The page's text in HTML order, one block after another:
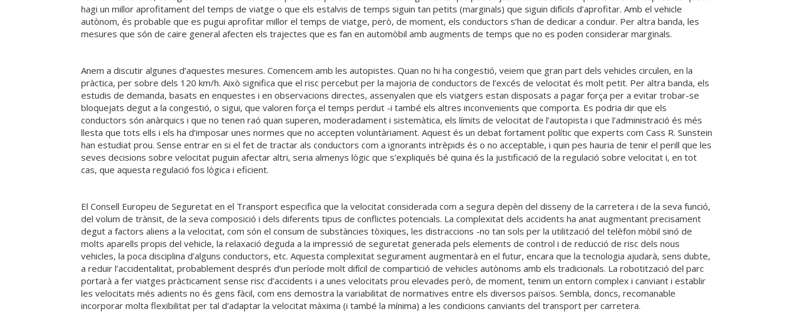
hagi un millor aprofitament del temps de viatge o que els estalvis de temps siguin tan petits (marginals) que siguin difícils d’aprofitar. Amb el vehicle
autònom, és probable que es pugui aprofitar millor el temps de viatge, però, de moment, els conductors s’han de dedicar a conduir. Per altra banda, les
mesures que són de caire general afecten els trajectes que es fan en automòbil amb augments de temps que no es poden considerar marginals.
Anem a discutir algunes d’aquestes mesures. Comencem amb les autopistes. Quan no hi ha congestió, veiem que gran part dels vehicles circulen, en la
pràctica, per sobre dels 120 km/h. Això significa que el risc percebut per la majoria de conductors de l’excés de velocitat és molt petit. Per altra banda, els
estudis de demanda, basats en enquestes i en observacions directes, assenyalen que els viatgers estan disposats a pagar força per a evitar trobar-se
bloquejats degut a la congestió, o sigui, que valoren força el temps perdut -i també els altres inconvenients que comporta. Es podria dir que els
conductors són anàrquics i que no tenen raó quan superen, moderadament i sistemàtica, els límits de velocitat de l’autopista i que l’administració és més
llesta que tots ells i els ha d’imposar unes normes que no accepten voluntàriament. Aquest és un debat fortament polític que experts com Cass R. Sunstein
han estudiat prou. Sense entrar en si el fet de tractar als conductors com a ignorants intrèpids és o no acceptable, i quin pes hauria de tenir el perill que les
seves decisions sobre velocitat puguin afectar altri, seria almenys lògic que s’expliqués bé quina és la justificació de la regulació sobre velocitat i, en tot
cas, que aquesta regulació fos lògica i eficient.
El Consell Europeu de Seguretat en el Transport especifica que la velocitat considerada com a segura depèn del disseny de la carretera i de la seva funció,
del volum de trànsit, de la seva composició i dels diferents tipus de conflictes potencials. La complexitat dels accidents ha anat augmentant precisament
degut a factors aliens a la velocitat, com són el consum de substàncies tòxiques, les distraccions -no tan sols per la utilització del telèfon mòbil sinó de
molts aparells propis del vehicle, la relaxació deguda a la impressió de seguretat generada pels elements de control i de reducció de risc dels nous
vehicles, la poca disciplina d’alguns conductors, etc. Aquesta complexitat segurament augmentarà en el futur, encara que la tecnologia ajudarà, sens dubte,
a reduir l’accidentalitat, probablement després d’un període molt difícil de compartició de vehicles autònoms amb els tradicionals. La robotització del parc
portarà a fer viatges pràcticament sense risc d’accidents i a unes velocitats prou elevades però, de moment, tenim un entorn complex i canviant i establir
les velocitats més adients no és gens fàcil, com ens demostra la variabilitat de normatives entre els diversos països. Sembla, doncs, recomanable
incorporar molta flexibilitat per tal d’adaptar la velocitat màxima (i també la mínima) a les condicions canviants del transport per carretera.